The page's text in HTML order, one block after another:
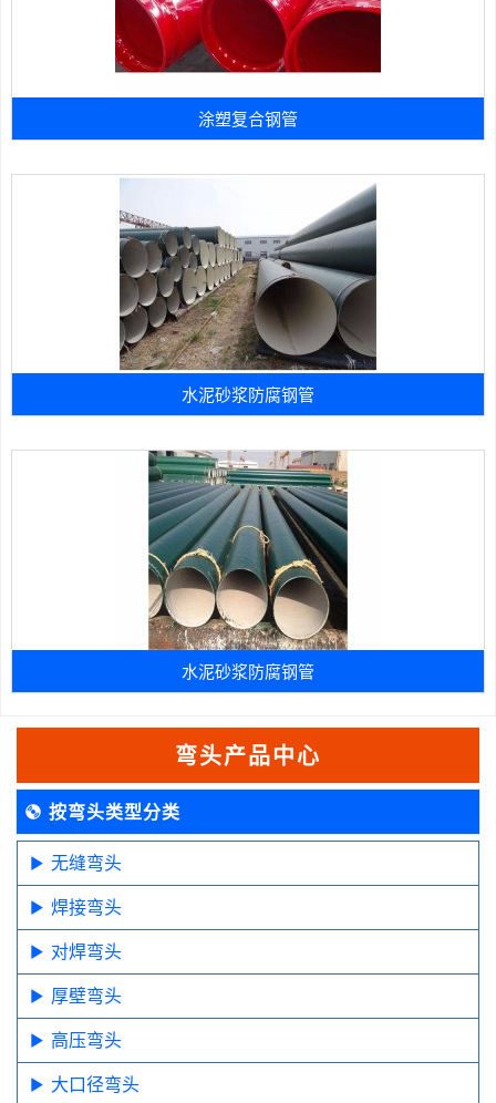
涂塑复合钢管
水泥砂浆防腐钢管
水泥砂浆防腐钢管
弯头产品中心
按弯头类型分类
无缝弯头
焊接弯头
对焊弯头
厚壁弯头
高压弯头
大口径弯头